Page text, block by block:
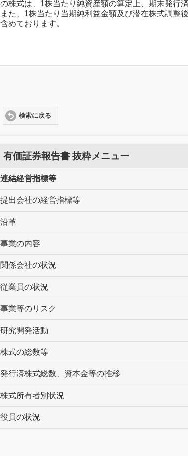
の株式は、1株当たり純資産額の算定上、期末発行
また、1株当たり当期純利益金額及び潜在株式調整
含めております。
検索に戻る
有価証券報告書 抜粋メニュー
連結経営指標等
提出会社の経営指標等
沿革
事業の内容
関係会社の状況
従業員の状況
事業等のリスク
研究開発活動
株式の総数等
発行済株式総数、資本金等の推移
株式所有者別状況
役員の状況